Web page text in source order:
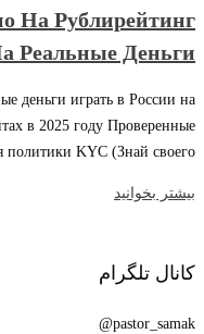
На Рублирейтинг
Реальные Деньги
деньги играть в России на
в 2025 году Проверенные
KYC (Знай своего…
بیشتر بخوانید
کانال تلگرام
pastor_samak@